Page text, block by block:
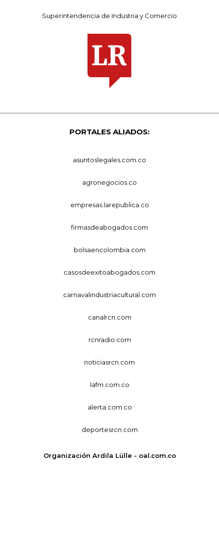
Superintendencia de Industria y Comercio
PORTALES ALIADOS:
asuntoslegales.com.co
agronegocios.co
empresas.larepublica.co
firmasdeabogados.com
bolsaencolombia.com
casosdeexitoabogados.com
carnavalindustriacultural.com
canalrcn.com
rcnradio.com
noticiasrcn.com
lafm.com.co
alerta.com.co
deportesrcn.com
Organización Ardila Lülle - oal.com.co